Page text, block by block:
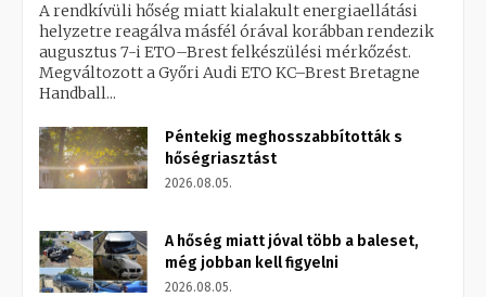
A rendkívüli hőség miatt kialakult energiaellátási
helyzetre reagálva másfél órával korábban rendezik
augusztus 7-i ETO–Brest felkészülési mérkőzést.
Megváltozott a Győri Audi ETO KC–Brest Bretagne
Handball...
Péntekig meghosszabbították s
hőségriasztást
2026.08.05.
A hőség miatt jóval több a baleset,
még jobban kell figyelni
2026.08.05.